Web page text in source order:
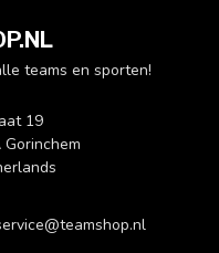
teams en sporten!
19